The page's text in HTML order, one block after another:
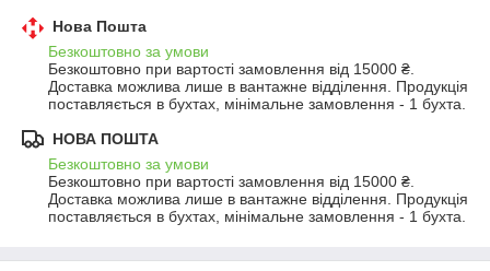
Нова Пошта
Безкоштовно за умови
Безкоштовно при вартості замовлення від 15000 ₴.
Доставка можлива лише в вантажне відділення. Продукція
поставляється в бухтах, мінімальне замовлення - 1 бухта.
НОВА ПОШТА
Безкоштовно за умови
Безкоштовно при вартості замовлення від 15000 ₴.
Доставка можлива лише в вантажне відділення. Продукція
поставляється в бухтах, мінімальне замовлення - 1 бухта.